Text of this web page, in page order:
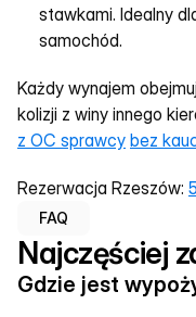
stawkami. Idealny
samochód.
Każdy wynajem
kolizji z winy innego
z OC sprawcy bez
Rezerwacja Rzeszów:
FAQ
Najczęściej
Gdzie jest